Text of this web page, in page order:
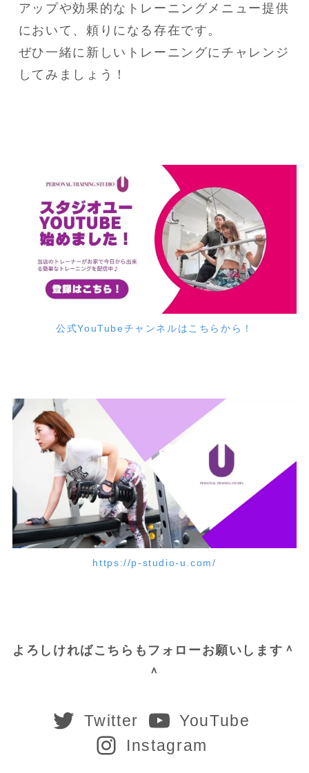
アップや効果的なトレーニングメニュー提供
において、頼りになる存在です。
ぜひ一緒に新しいトレーニングにチャレンジ
してみましょう！
公式YouTubeチャンネルはこちらから！
https://p-studio-u.com/
よろしければこちらもフォローお願いします＾
＾
Twitter
YouTube
Instagram